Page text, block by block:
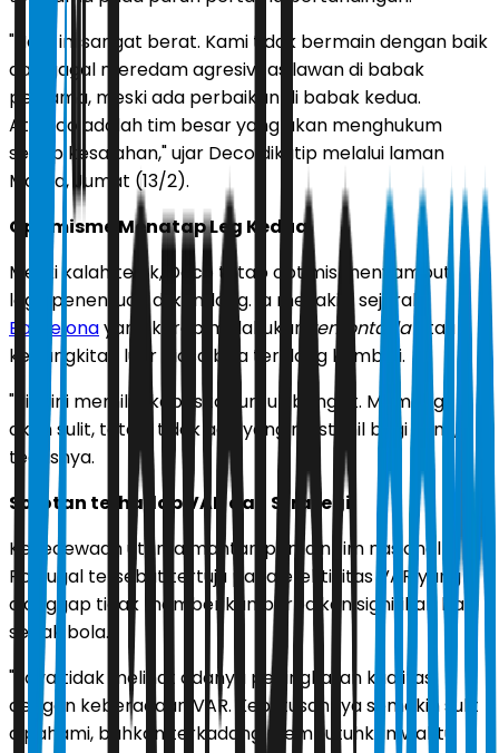
"Hasil ini sangat berat. Kami tidak bermain dengan baik
dan gagal meredam agresivitas lawan di babak
pertama, meski ada perbaikan di babak kedua.
Atletico adalah tim besar yang akan menghukum
setiap kesalahan," ujar Deco dikutip melalui laman
Marca, Jumat (13/2).
Optimisme Menatap Leg Kedua
Meski kalah telak, Deco tetap optimis menyambut
laga penentuan di kandang. Ia meyakini sejarah
Barcelonayang kerap melakukan remontada atau
kebangkitan luar biasa bisa terulang kembali.
"Tim ini memiliki kapasitas untuk bangkit. Memang
akan sulit, tetapi tidak ada yang mustahil bagi kami,"
tegasnya.
Sorotan terhadap VAR dan Strategi
Kekecewaan utama mantan pemain tim nasional
Portugal tersebut tertuju pada efektivitas VAR yang
dianggap tidak memberikan perbaikan signifikan bagi
sepak bola.
"Saya tidak melihat adanya peningkatan kualitas
dengan keberadaan VAR. Keputusannya semakin sulit
dipahami, bahkan terkadang membutuhkan waktu